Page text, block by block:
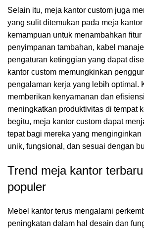
Selain itu, meja kantor custom juga
yang sulit ditemukan pada meja
kemampuan untuk menambahkan
penyimpanan tambahan, kabel
pengaturan ketinggian yang dapat
kantor custom memungkinkan
pengalaman kerja yang lebih optimal.
memberikan kenyamanan dan
meningkatkan produktivitas di tempat
begitu, meja kantor custom dapat
tepat bagi mereka yang menginginkan
unik, fungsional, dan sesuai dengan
Trend meja kantor
populer
Mebel kantor terus mengalami
peningkatan dalam hal desain dan